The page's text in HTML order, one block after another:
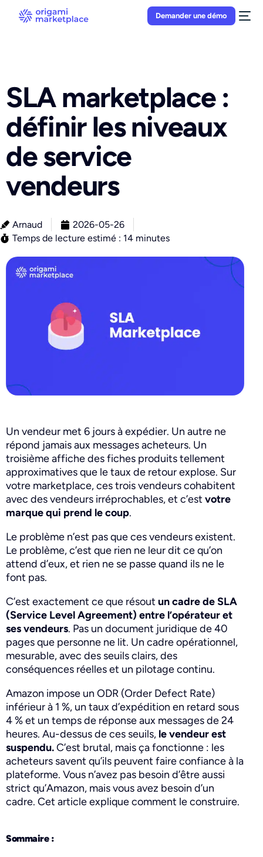
Demander une démo
SLA marketplace :
définir les niveaux
de service
vendeurs
Arnaud
2026-05-26
Temps de lecture estimé : 14 minutes
Un vendeur met 6 jours à expédier. Un autre ne
répond jamais aux messages acheteurs. Un
troisième affiche des fiches produits tellement
approximatives que le taux de retour explose. Sur
votre marketplace, ces trois vendeurs cohabitent
avec des vendeurs irréprochables, et c’est votre
marque qui prend le coup.
Le problème n’est pas que ces vendeurs existent.
Le problème, c’est que rien ne leur dit ce qu’on
attend d’eux, et rien ne se passe quand ils ne le
font pas.
C’est exactement ce que résout un cadre de SLA
(Service Level Agreement) entre l’opérateur et
ses vendeurs. Pas un document juridique de 40
pages que personne ne lit. Un cadre opérationnel,
mesurable, avec des seuils clairs, des
conséquences réelles et un pilotage continu.
Amazon impose un ODR (Order Defect Rate)
inférieur à 1 %, un taux d’expédition en retard sous
4 % et un temps de réponse aux messages de 24
heures. Au-dessus de ces seuils, le vendeur est
suspendu.C’est brutal, mais ça fonctionne : les
acheteurs savent qu’ils peuvent faire confiance à la
plateforme. Vous n’avez pas besoin d’être aussi
strict qu’Amazon, mais vous avez besoin d’un
cadre. Cet article explique comment le construire.
Sommaire :